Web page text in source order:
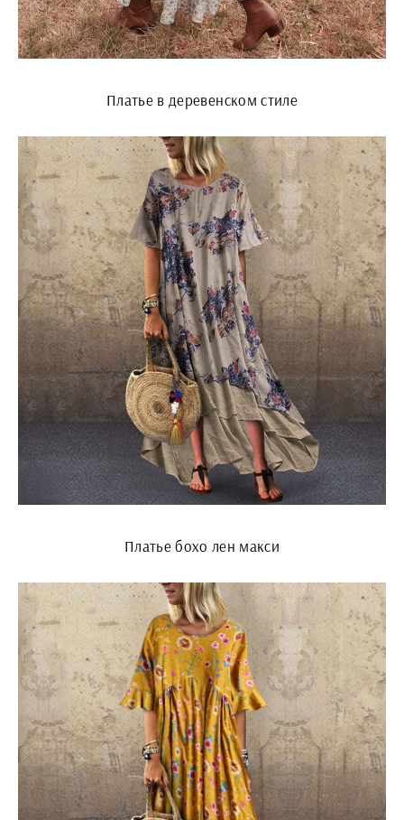
Платье в деревенском стиле
Платье бохо лен макси